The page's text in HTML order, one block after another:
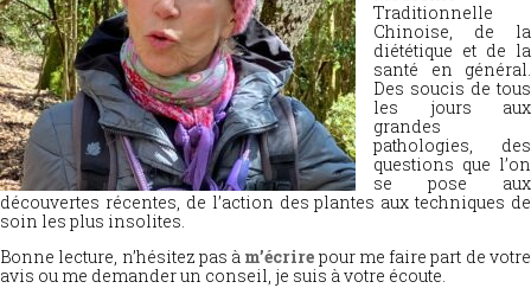
Traditionnelle
Chinoise, de la
diététique et de la
santé en général.
Des soucis de tous
les jours aux
grandes
pathologies, des
questions que l’on
se pose aux
découvertes récentes, de l’action des plantes aux techniques de
soin les plus insolites.
Bonne lecture, n’hésitez pas à m’écrire pour me faire part de votre
avis ou me demander un conseil, je suis à votre écoute.